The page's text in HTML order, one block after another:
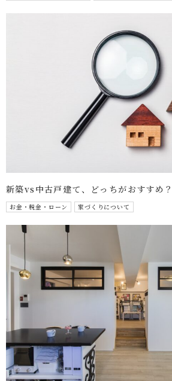
新築vs中古戸建て、どっちがおすすめ？
お金・税金・ローン 家づくりについて